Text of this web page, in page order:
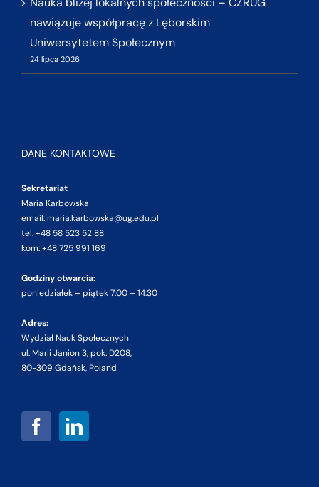
nawiązuje współpracę z Lęborskim
Uniwersytetem Społecznym
24 lipca 2026
DANE KONTAKTOWE
Sekretariat
Maria Karbowska
email: maria.karbowska@ug.edu.pl
tel: +48 58 523 52 88
kom: +48 725 991 169
Godziny otwarcia:
poniedziałek – piątek 7:00 – 14:30
Adres:
Wydział Nauk Społecznych
ul. Marii Janion 3, pok. D208,
80-309 Gdańsk, Poland